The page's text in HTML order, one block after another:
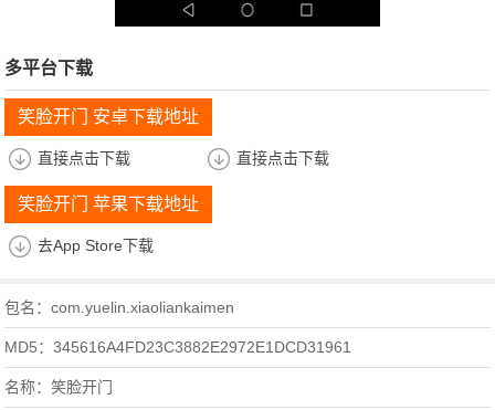
多平台下载
笑脸开门 安卓下载地址
直接点击下载 直接点击下载
笑脸开门 苹果下载地址
去App Store下载
包名：com.yuelin.xiaoliankaimen
MD5：345616A4FD23C3882E2972E1DCD31961
名称：笑脸开门